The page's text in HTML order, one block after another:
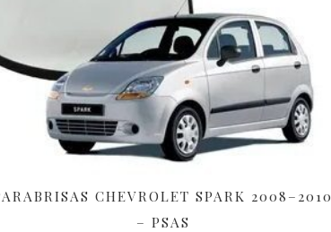
AÑADIR AL CARRITO
CHEVROLET SPARK 2008–2010
– PSAS